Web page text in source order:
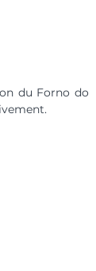
du Forno do